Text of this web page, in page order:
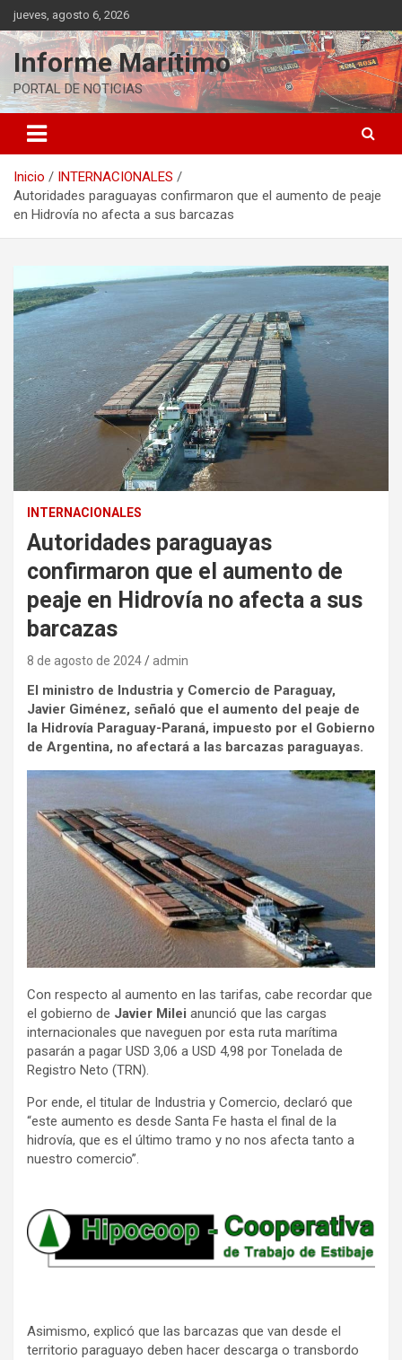
Saltar
al
contenido
jueves, agosto 6, 2026
Informe Marítimo
PORTAL DE NOTICIAS
Inicio
INTERNACIONALES
Autoridades paraguayas confirmaron que el aumento de peaje
en Hidrovía no afecta a sus barcazas
INTERNACIONALES
Autoridades paraguayas
confirmaron que el aumento de
peaje en Hidrovía no afecta a sus
barcazas
8 de agosto de 2024 admin
El ministro de Industria y Comercio de Paraguay,
Javier Giménez, señaló que el aumento del peaje de
la Hidrovía Paraguay-Paraná, impuesto por el Gobierno
de Argentina, no afectará a las barcazas paraguayas.
Con respecto al aumento en las tarifas, cabe recordar que
el gobierno de Javier Milei anunció que las cargas
internacionales que naveguen por esta ruta marítima
pasarán a pagar USD 3,06 a USD 4,98 por Tonelada de
Registro Neto (TRN).
Por ende, el titular de Industria y Comercio, declaró que
“este aumento es desde Santa Fe hasta el final de la
hidrovía, que es el último tramo y no nos afecta tanto a
nuestro comercio”.
Asimismo, explicó que las barcazas que van desde el
territorio paraguayo deben hacer descarga o transbordo